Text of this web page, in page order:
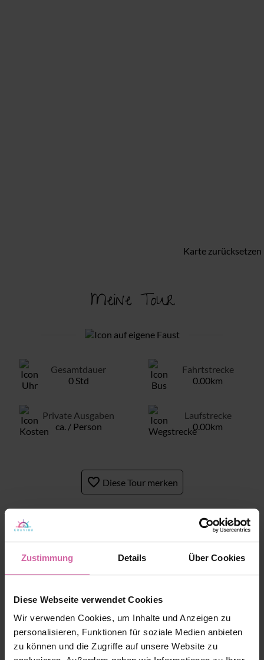
Zustimmung Details Über Cookies
Diese Webseite verwendet Cookies
Wir verwenden Cookies, um Inhalte und Anzeigen zu
personalisieren, Funktionen für soziale Medien anbieten
zu können und die Zugriffe auf unsere Website zu
Karte zurücksetzen
Meine Tour
Gesamtdauer
0 Std
Fahrtstrecke
0.00km
Private Ausgaben
ca. / Person
Laufstrecke
0.00km
favorite_border Diese Tour merken
Start